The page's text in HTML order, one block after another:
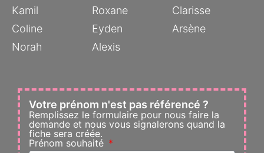
Kamil
Roxane
Clarisse
Coline
Eyden
Arsène
Norah
Alexis
Votre prénom n'est pas référencé ?
Remplissez le formulaire pour nous faire la
demande et nous vous signalerons quand la
fiche sera créée.
Prénom souhaité